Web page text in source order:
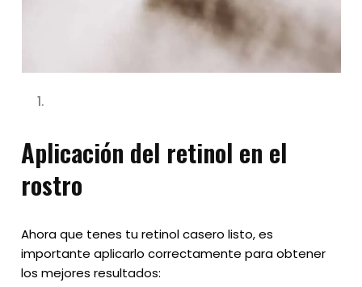
Aplicación del retinol en el
rostro
Ahora que tenes tu retinol casero listo, es
importante aplicarlo correctamente para obtener
los mejores resultados: